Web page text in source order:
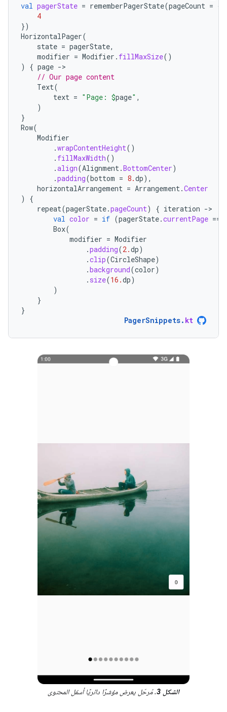
val pagerState = rememberPagerState(pageCount = {
4
})
HorizontalPager(
state = pagerState,
modifier = Modifier . fillMaxSize()
)
{ page -
// Our page content
Text(
text = "Page: $page" ,
)
}
Row(
Modifier
.wrapContentHeight()
. fillMaxWidth()
.align(Alignment.BottomCenter)
.padding(bottom = 8.dp),
horizontalArrangement = Arrangement.Center
)
{
repeat(pagerState.pageCount) { iteration -
val color = if (pagerState.currentPage ==
Box(
modifier = Modifier
.padding(2.dp)
.clip(CircleShape)
.background(color)
. size(16.dp)
)
}
}
PagerSnippets. kt
الشكل 3 . مُرحّل يعرض مؤشرًا دائريًا أسفل المحتوى